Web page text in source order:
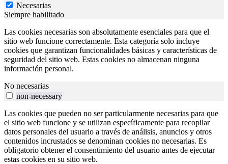
Necesarias
Siempre habilitado
Las cookies necesarias son absolutamente esenciales para que el
sitio web funcione correctamente. Esta categoría solo incluye
cookies que garantizan funcionalidades básicas y características de
seguridad del sitio web. Estas cookies no almacenan ninguna
información personal.
No necesarias
non-necessary
Las cookies que pueden no ser particularmente necesarias para que
el sitio web funcione y se utilizan específicamente para recopilar
datos personales del usuario a través de análisis, anuncios y otros
contenidos incrustados se denominan cookies no necesarias. Es
obligatorio obtener el consentimiento del usuario antes de ejecutar
estas cookies en su sitio web.